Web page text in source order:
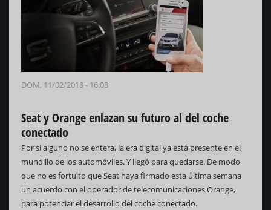
DOM, 11/02/2018 - 16:03
Seat y Orange enlazan su futuro al del coche
conectado
Por si alguno no se entera, la era digital ya está presente en el
mundillo de los automóviles. Y llegó para quedarse. De modo
que no es fortuito que Seat haya firmado esta última semana
un acuerdo con el operador de telecomunicaciones Orange,
para potenciar el desarrollo del coche conectado.